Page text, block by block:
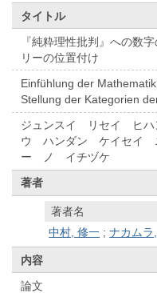
タイトル
『純粋理性批判』への数
リーの位置付け
Einfühlung der
Stellung der Kategorien
ジュンスイ リセイ ヒ
ウ ハンダン ケイセイ
ー ノ イチヅケ
著者
著者名
中村, 修一 ;ナカムラ
内容
論文